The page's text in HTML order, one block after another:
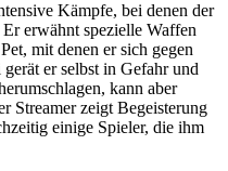
Kämpfe, bei denen der
erwähnt spezielle Waffen
mit denen er sich gegen
er selbst in Gefahr und
kann aber
Streamer zeigt Begeisterung
einige Spieler, die ihm